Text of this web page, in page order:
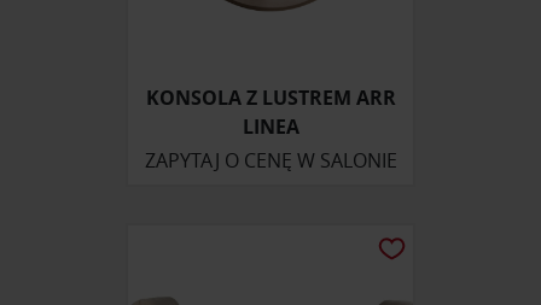
KONSOLA Z LUSTREM ARR
LINEA
ZAPYTAJ O CENĘ W SALONIE